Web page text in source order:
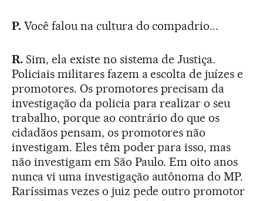
P.Você falou na cultura do compadrio...
R.Sim, ela existe no sistema de Justiça.
Policiais militares fazem a escolta de juízes e
promotores. Os promotores precisam da
investigação da policia para realizar o seu
trabalho, porque ao contrário do que os
cidadãos pensam, os promotores não
investigam. Eles têm poder para isso, mas
não investigam em São Paulo. Em oito anos
nunca vi uma investigação autônoma do MP.
Raríssimas vezes o juiz pede outro promotor